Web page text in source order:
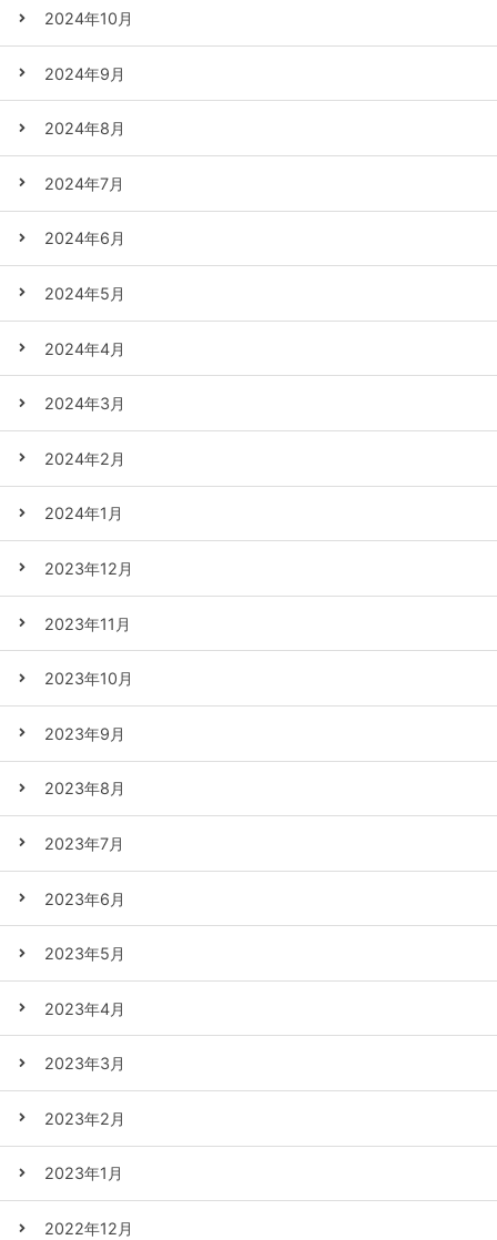
2024年10月
2024年9月
2024年8月
2024年7月
2024年6月
2024年5月
2024年4月
2024年3月
2024年2月
2024年1月
2023年12月
2023年11月
2023年10月
2023年9月
2023年8月
2023年7月
2023年6月
2023年5月
2023年4月
2023年3月
2023年2月
2023年1月
2022年12月